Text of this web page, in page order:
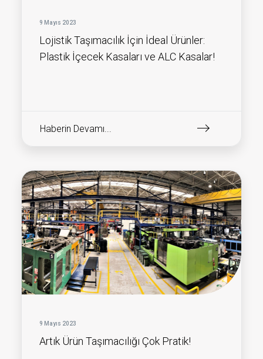
9 Mayıs 2023
Lojistik Taşımacılık İçin İdeal Ürünler:
Plastik İçecek Kasaları ve ALC Kasalar!
Haberin Devamı...
9 Mayıs 2023
Artık Ürün Taşımacılığı Çok Pratik!